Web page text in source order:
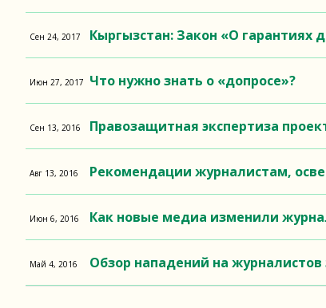
Кыргызстан: Закон «О гарантиях
Сен 24, 2017
Что нужно знать о «допросе»?
Июн 27, 2017
Правозащитная экспертиза
Сен 13, 2016
Рекомендации журналистам,
Авг 13, 2016
Как новые медиа изменили
Июн 6, 2016
Обзор нападений на журналистов
Май 4, 2016